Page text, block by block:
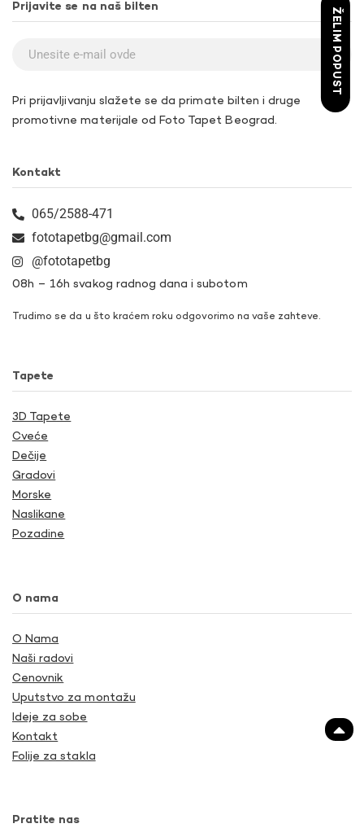
Prijavite se na naš bilten
Pri prijavljivanju slažete se da primate bilten i druge
promotivne materijale od Foto Tapet Beograd.
Kontakt
065/2588-471
fototapetbg@gmail.com
@fototapetbg
08h – 16h svakog radnog dana i subotom
Trudimo se da u što kraćem roku odgovorimo na vaše zahteve.
Tapete
3D Tapete
Cveće
Dečije
Gradovi
Morske
Naslikane
Pozadine
O nama
O Nama
Naši radovi
Cenovnik
Uputstvo za montažu
Ideje za sobe
Kontakt
Folije za stakla
Pratite nas
ŽELIM POPUST